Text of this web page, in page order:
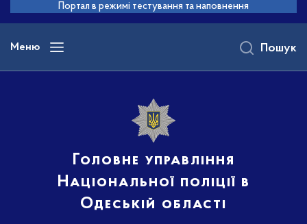
основного
вмісту
Портал в режимі тестування та наповнення
Меню
Головне управління
Національної поліції в
Одеській області
Пошук